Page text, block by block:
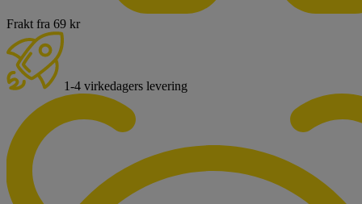
Frakt fra 69 kr
1-4 virkedagers levering